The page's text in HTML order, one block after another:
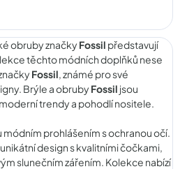
obruby značkyFossil představují
těchto módních doplňků nese
Fossil, známé pro své
Brýle a obrubyFossil jsou
trendy a pohodlí nositele.
módním prohlášením s ochranou očí.
design s kvalitními čočkami,
slunečním zářením. Kolekce nabízí